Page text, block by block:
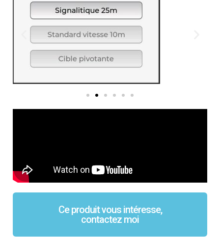
Ce produit vous intéresse,
contactez moi